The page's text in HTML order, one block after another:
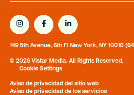
BLOG
Every audience
Great OOH plans
149 5th Avenue, 6th Fl New York, NY 10010
© 2026 Vistar Media. All Rights Reserved.
Cookie Settings
Aviso de privacidad del sitio web
Aviso de privacidad de los servicios